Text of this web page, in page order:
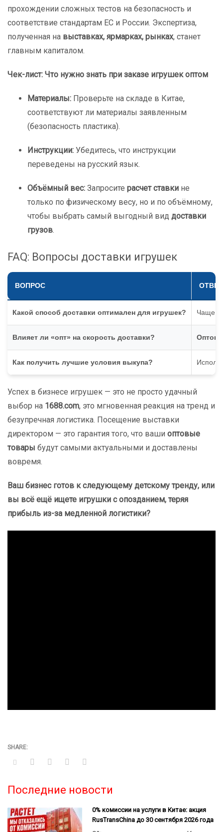
прохождении сложных тестов на безопасность и
соответствие стандартам ЕС и России. Экспертиза,
полученная на выставках, ярмарках, рынках, станет
главным капиталом.
Чек-лист: Что нужно знать при заказе игрушек оптом
Материалы: Проверьте на складе в Китае,
соответствуют ли материалы заявленным
(безопасность пластика).
Инструкции: Убедитесь, что инструкции
переведены на русский язык.
Объёмный вес: Запросите расчет ставки не
только по физическому весу, но и по объёмному,
чтобы выбрать самый выгодный вид доставки
грузов.
FAQ: Вопросы доставки игрушек
ВОПРОС ОТВЕТ
Какой способ доставки оптимален для игрушек? Чаще
Влияет ли «опт» на скорость доставки?
Как получить лучшие условия выкупа?
Успех в бизнесе игрушек — это не просто удачный
выбор на 1688.com, это мгновенная реакция на тренд и
безупречная логистика. Посещение выставки
директором — это гарантия того, что ваши оптовые
товары будут самыми актуальными и доставлены
вовремя.
Ваш бизнес готов к следующему детскому тренду, или
вы всё ещё ищете игрушки с опозданием, теряя
прибыль из-за медленной логистики?
Последние новости
0% комиссии на услуги в Китае: акция
RusTransChina до 30 сентября 2026 года